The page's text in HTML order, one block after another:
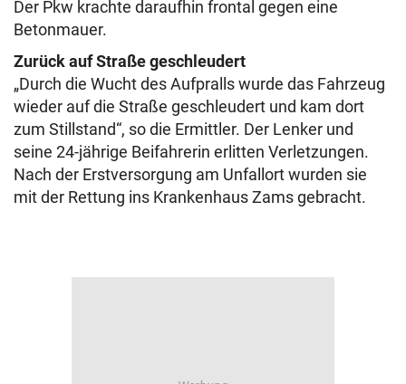
Der Pkw krachte daraufhin frontal gegen eine
Betonmauer.
Zurück auf Straße geschleudert
„Durch die Wucht des Aufpralls wurde das Fahrzeug
wieder auf die Straße geschleudert und kam dort
zum Stillstand“, so die Ermittler. Der Lenker und
seine 24-jährige Beifahrerin erlitten Verletzungen.
Nach der Erstversorgung am Unfallort wurden sie
mit der Rettung ins Krankenhaus Zams gebracht.